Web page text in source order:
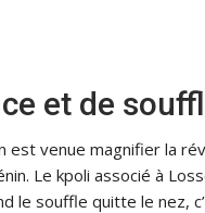
et de
est venue magnifier la
Le kpoli associé à
le souffle quitte le nez,